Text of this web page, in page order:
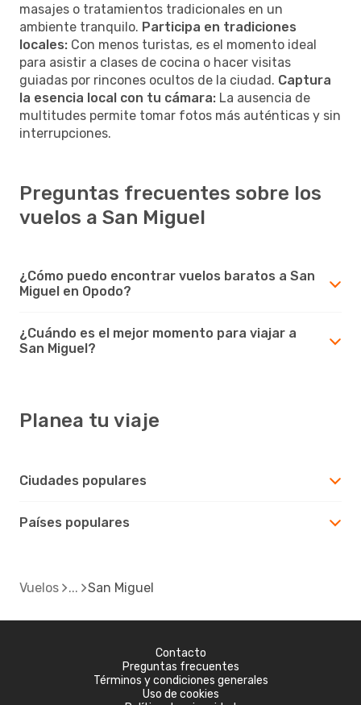
masajes o tratamientos tradicionales en un
ambiente tranquilo. Participa en tradiciones
locales: Con menos turistas, es el momento ideal
para asistir a clases de cocina o hacer visitas
guiadas por rincones ocultos de la ciudad. Captura
la esencia local con tu cámara: La ausencia de
multitudes permite tomar fotos más auténticas y sin
interrupciones.
Preguntas frecuentes sobre los
vuelos a San Miguel
¿Cómo puedo encontrar vuelos baratos a San
Miguel en Opodo?
¿Cuándo es el mejor momento para viajar a
San Miguel?
Planea tu viaje
Ciudades populares
Países populares
Vuelos San Miguel
Contacto
Preguntas frecuentes
Términos y condiciones generales
Uso de cookies